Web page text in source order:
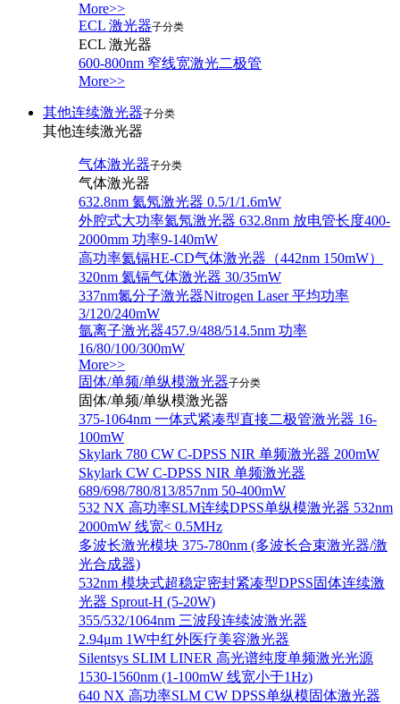
More>>
ECL 激光器子分类
ECL 激光器
600-800nm 窄线宽激光二极管
More>>
其他连续激光器子分类
其他连续激光器
气体激光器子分类
气体激光器
632.8nm 氦氖激光器 0.5/1/1.6mW
外腔式大功率氦氖激光器 632.8nm 放电管长度400-
2000mm 功率9-140mW
高功率氦镉HE-CD气体激光器（442nm 150mW）
320nm 氦镉气体激光器 30/35mW
337nm氮分子激光器Nitrogen Laser 平均功率
3/120/240mW
氩离子激光器457.9/488/514.5nm 功率
16/80/100/300mW
More>>
固体/单频/单纵模激光器子分类
固体/单频/单纵模激光器
375-1064nm 一体式紧凑型直接二极管激光器 16-
100mW
Skylark 780 CW C-DPSS NIR 单频激光器 200mW
Skylark CW C-DPSS NIR 单频激光器
689/698/780/813/857nm 50-400mW
532 NX 高功率SLM连续DPSS单纵模激光器 532nm
2000mW 线宽< 0.5MHz
多波长激光模块 375-780nm (多波长合束激光器/激
光合成器)
532nm 模块式超稳定密封紧凑型DPSS固体连续激
光器 Sprout-H (5-20W)
355/532/1064nm 三波段连续波激光器
2.94μm 1W中红外医疗美容激光器
Silentsys SLIM LINER 高光谱纯度单频激光光源
1530-1560nm (1-100mW 线宽小于1Hz)
640 NX 高功率SLM CW DPSS单纵模固体激光器